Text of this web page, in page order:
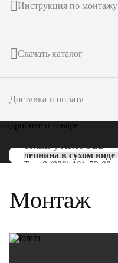
Инструкция по монтажу
Скачать каталог
Доставка и оплата
подробнее о товаре
Только уARTPOLE
лепнина в сухом виде
Тел: 8 (800) 101-53-00
Монтаж